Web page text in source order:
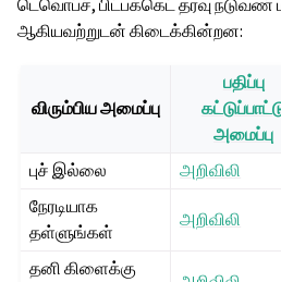
டெவொப்ச், பிட்பக்கெட் தரவு நடுவண்
ஆகியவற்றுடன் கிடைக்கின்றன:
விரும்பிய அமைப்பு
பதிப்பு
அமைப்பு
புச் இல்லை அறிவிலி
நேரடியாக
தள்ளுங்கள்
அறிவிலி
தனி கிளைக்கு